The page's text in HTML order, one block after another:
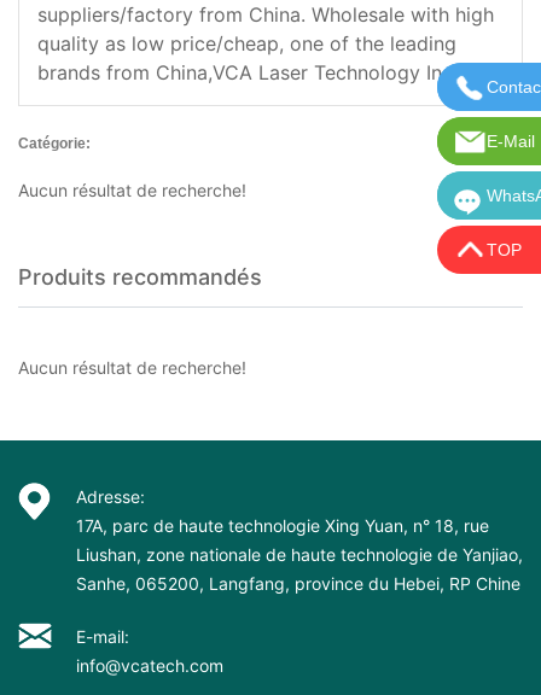
suppliers/factory from China. Wholesale with high
quality as low price/cheap, one of the leading
brands from China,VCA Laser Technology Inc.
Catégorie:
Aucun résultat de recherche!
Produits recommandés
Aucun résultat de recherche!
Adresse:
17A, parc de haute technologie Xing Yuan, n° 18, rue
Liushan, zone nationale de haute technologie de Yanjiao,
Sanhe, 065200, Langfang, province du Hebei, RP Chine
E-mail:
info@vcatech.com
E-Mail
TOP